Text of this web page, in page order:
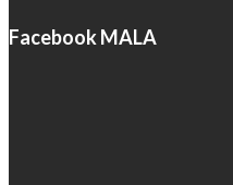
Facebook MALA